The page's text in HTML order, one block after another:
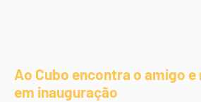
Ao Cubo encontra o amigo
em inauguração